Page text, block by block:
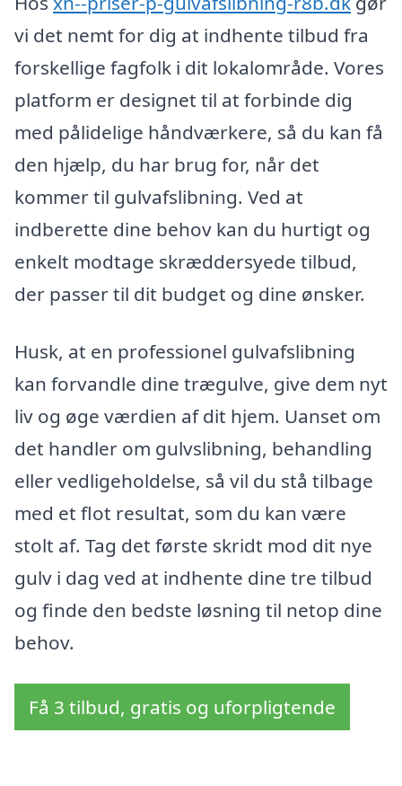
vi det nemt for dig at indhente tilbud fra
forskellige fagfolk i dit lokalområde. Vores
platform er designet til at forbinde dig
med pålidelige håndværkere, så du kan få
den hjælp, du har brug for, når det
kommer til gulvafslibning. Ved at
indberette dine behov kan du hurtigt og
enkelt modtage skræddersyede tilbud,
der passer til dit budget og dine ønsker.
Husk, at en professionel gulvafslibning
kan forvandle dine trægulve, give dem nyt
liv og øge værdien af dit hjem. Uanset om
det handler om gulvslibning, behandling
eller vedligeholdelse, så vil du stå tilbage
med et flot resultat, som du kan være
stolt af. Tag det første skridt mod dit nye
gulv i dag ved at indhente dine tre tilbud
og finde den bedste løsning til netop dine
behov.
Få 3 tilbud, gratis og uforpligtende